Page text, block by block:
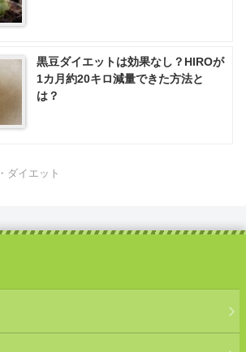
黒豆ダイエットは効果なし？HIROが
1カ月約20キロ減量できた方法と
は？
ダイエット